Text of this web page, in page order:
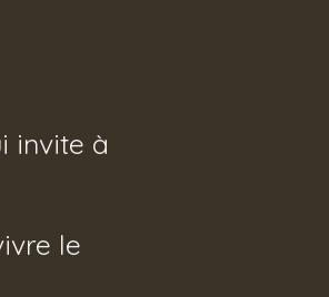
invite à
le